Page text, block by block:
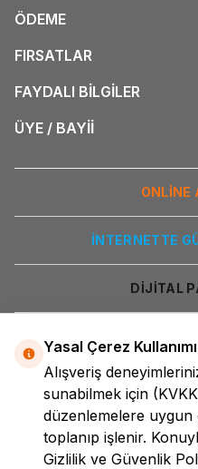
ÖDEME
FIRSATLAR
FAYDALI BİLGİLER
ÜYE / BAYİİ
ONLİNE
İNTERNETTE
DİJİTAL
Yasal Çerez Kullanımı
Alışveriş
sunabilmek için
düzenlemelere
toplanıp işlenir.
Gizlilik ve Güvenlik